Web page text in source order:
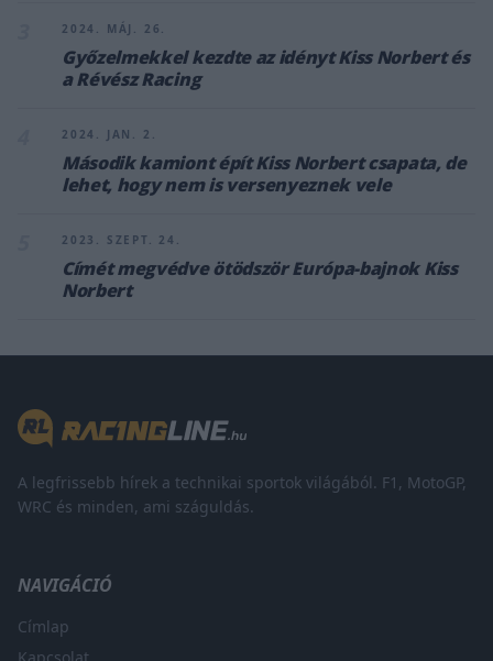
2024. MÁJ. 26.
Győzelmekkel kezdte az idényt Kiss Norbert és
a Révész Racing
2024. JAN. 2.
Második kamiont épít Kiss Norbert csapata, de
lehet, hogy nem is versenyeznek vele
2023. SZEPT. 24.
Címét megvédve ötödször Európa-bajnok Kiss
Norbert
A legfrissebb hírek a technikai sportok világából. F1, MotoGP,
WRC és minden, ami száguldás.
NAVIGÁCIÓ
Címlap